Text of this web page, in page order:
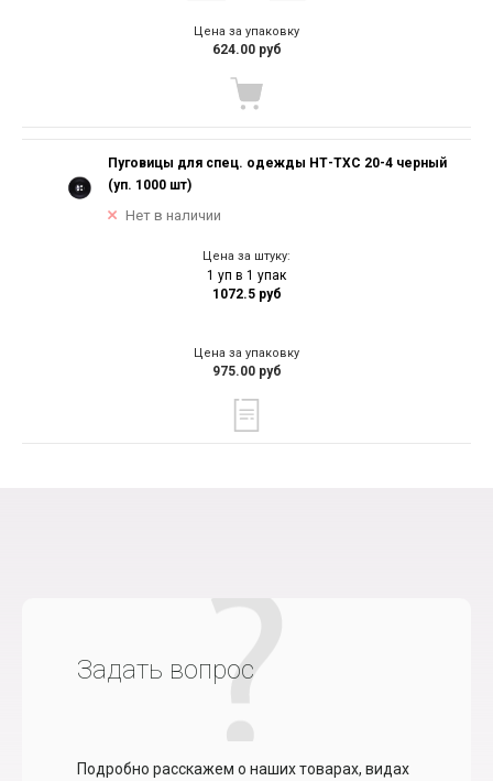
Цена за упаковку
624.00 руб
Пуговицы для спец. одежды НТ-ТХС 20-4 черный
(уп. 1000 шт)
Нет в наличии
Цена за штуку:
1 уп в 1 упак
1072.5 руб
Цена за упаковку
975.00 руб
Задать вопрос
Подробно расскажем о наших товарах, видах